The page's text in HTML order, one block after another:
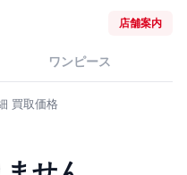
店舗案内
ワンピース
買取価格